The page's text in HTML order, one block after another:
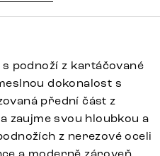
podnoží z kartáčované
dokonalost s
přední část z
zaujme svou hloubkou a
z nerezové oceli